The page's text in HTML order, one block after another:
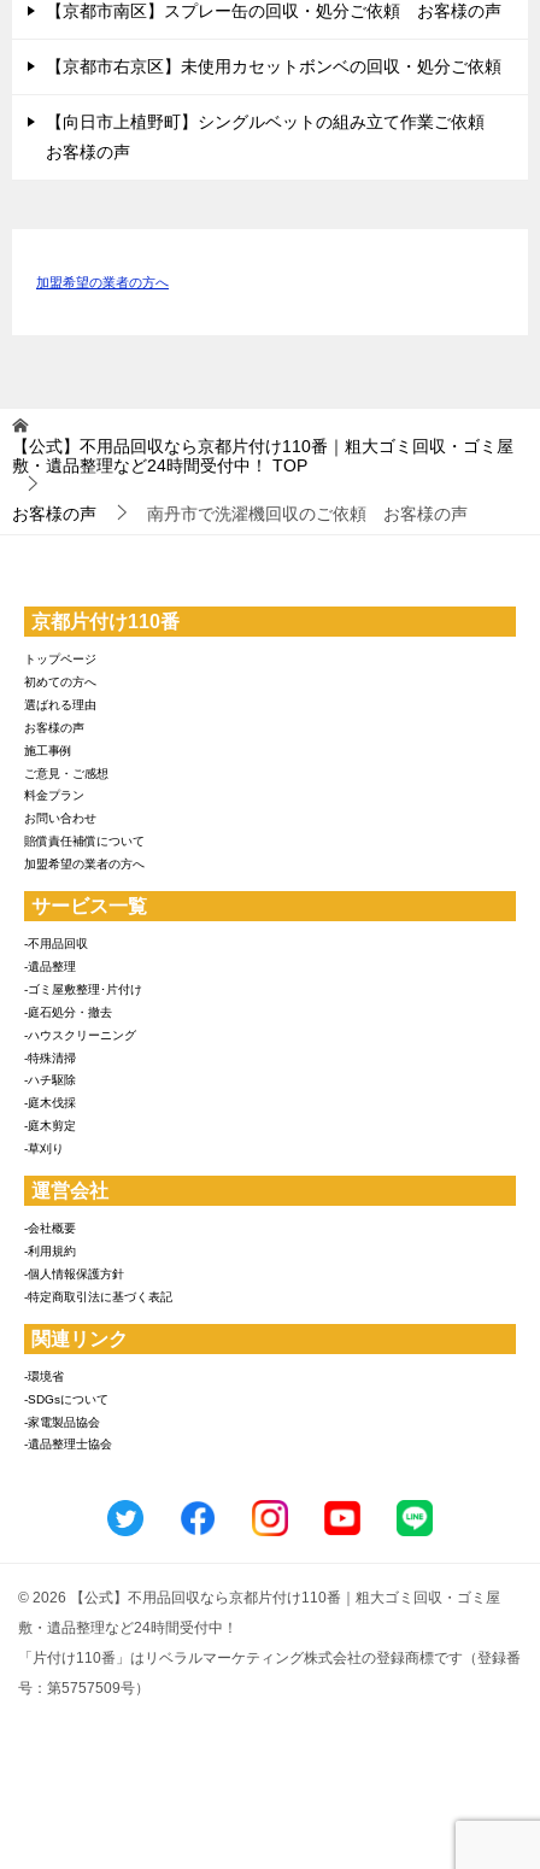
【京都市南区】スプレー缶の回収・処分ご依頼 お客様の声
【京都市右京区】未使用カセットボンベの回収・処分ご依頼
【向日市上植野町】シングルベットの組み立て作業ご依頼
お客様の声
加盟希望の業者の方へ
【公式】不用品回収なら京都片付け110番｜粗大ゴミ回収・ゴミ屋
敷・遺品整理など24時間受付中！
TOP
お客様の声 南丹市で洗濯機回収のご依頼 お客様の声
京都片付け110番
トップページ
初めての方へ
選ばれる理由
お客様の声
施工事例
ご意見・ご感想
料金プラン
お問い合わせ
賠償責任補償について
加盟希望の業者の方へ
サービス一覧
-不用品回収
-遺品整理
-ゴミ屋敷整理･片付け
-庭石処分・撤去
-ハウスクリーニング
-特殊清掃
-ハチ駆除
-庭木伐採
-庭木剪定
-草刈り
運営会社
-会社概要
-利用規約
-個人情報保護方針
-特定商取引法に基づく表記
関連リンク
-環境省
-SDGsについて
-家電製品協会
-遺品整理士協会
© 2026 【公式】不用品回収なら京都片付け110番｜粗大ゴミ回収・ゴミ屋
敷・遺品整理など24時間受付中！
「片付け110番」はリベラルマーケティング株式会社の登録商標です（登録番
号：第5757509号）